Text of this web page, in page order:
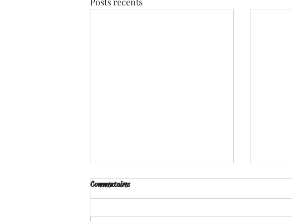
Commentaires